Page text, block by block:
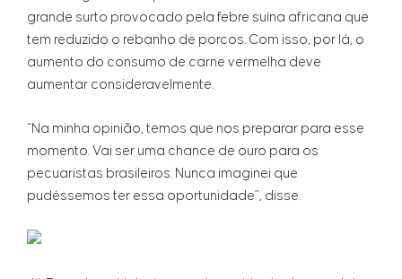
grande surto provocado pela febre suína africana que
tem reduzido o rebanho de porcos. Com isso, por lá, o
aumento do consumo de carne vermelha deve
aumentar consideravelmente.
“Na minha opinião, temos que nos preparar para esse
momento. Vai ser uma chance de ouro para os
pecuaristas brasileiros. Nunca imaginei que
pudéssemos ter essa oportunidade”, disse.